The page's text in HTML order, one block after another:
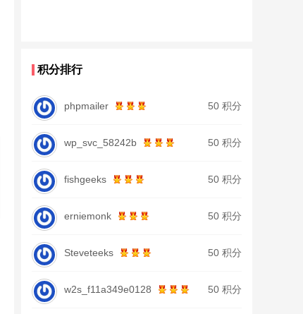
积分排行
phpmailer 50 积分
wp_svc_58242b 50 积分
fishgeeks 50 积分
erniemonk 50 积分
Steveteeks 50 积分
w2s_f11a349e0128 50 积分